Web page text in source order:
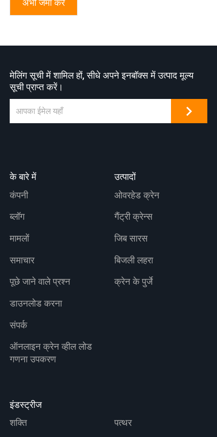
अभी जमा करे
मेलिंग सूची में शामिल हों, सीधे अपने इनबॉक्स में उत्पाद मूल्य
सूची प्राप्त करें।
के बारे में
कंपनी
ब्लॉग
मामलों
समाचार
पूछे जाने वाले प्रश्न
डाउनलोड करना
संपर्क
ऑनलाइन क्रेन व्हील लोड
गणना उपकरण
उत्पादों
ओवरहेड क्रेन
गैंट्री क्रेन्स
जिब सारस
बिजली लहरा
क्रेन के पुर्जे
इंडस्ट्रीज
शक्ति
पत्थर